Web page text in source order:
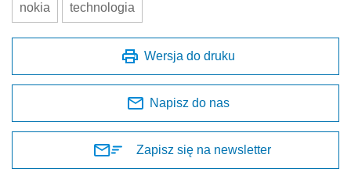
nokia technologia
Wersja do druku
Napisz do nas
Zapisz się na newsletter